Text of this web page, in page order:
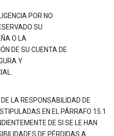
POR NO
SU
O LA
DE SU CUENTA DE
Y
LA RESPONSABILIDAD DE
EN EL PÁRRAFO 15.1
DE SI SE LE HAN
DE PÉRDIDAS A